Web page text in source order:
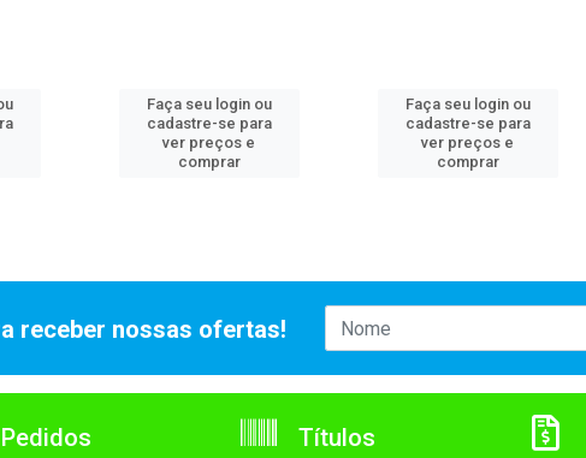
Faça seu login ou
cadastre-se para
ver preços e
comprar
Faça seu login ou
cadastre-se para
ver preços e
comprar
receber nossas ofertas!
Títulos